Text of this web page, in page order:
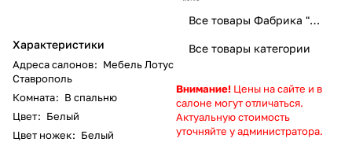
Характеристики
Адреса салонов: Мебель Лотус
Ставрополь
Комната: В спальню
Цвет: Белый
Цвет ножек: Белый
Все товары Фабрика "Мебель Лотус Home" - правильная мебель, правильный выбор!
Все товары категории
Внимание! Цены на сайте и в
салоне могут отличаться.
Актуальную стоимость
уточняйте у администратора.